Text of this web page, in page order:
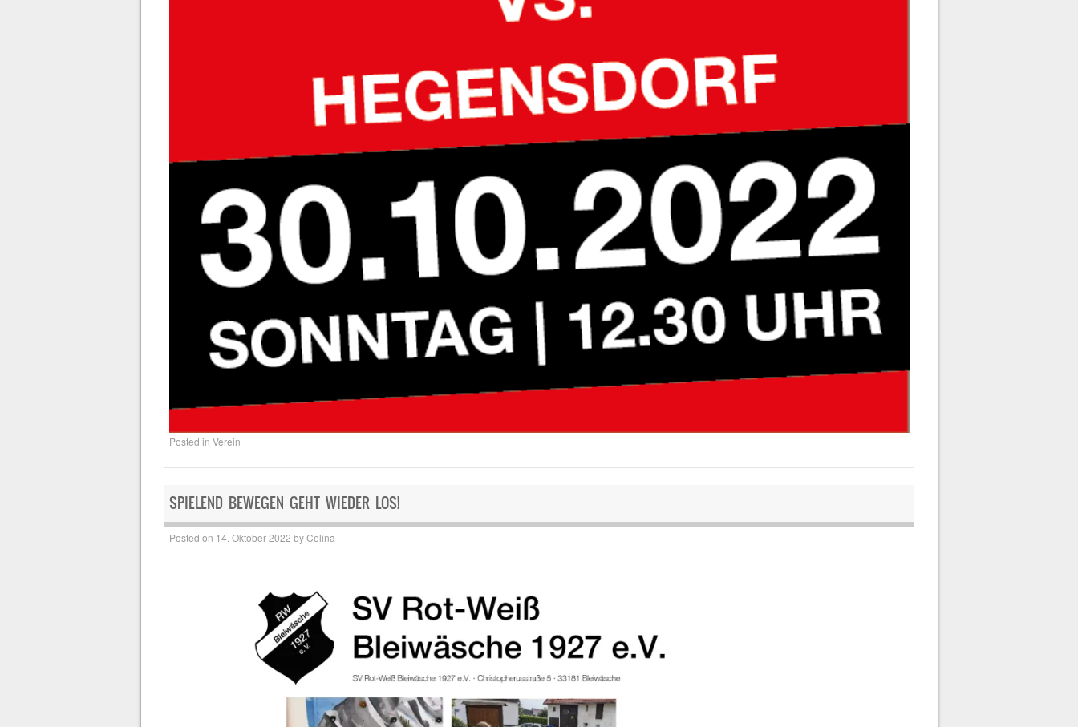
Posted inVerein
SPIELEND BEWEGEN GEHT WIEDER LOS!
Posted on 14. Oktober 2022 byCelina